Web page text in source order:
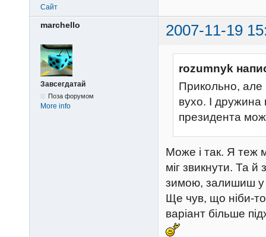
Сайт
marchello 2007-11-19
Завсегдатай
Поза форумом
More info
rozumnyk
Прикольно, але
вухо. І дружина
президента
Може і так. Я теж
міг звикнути. Та
зимою, залишиш у
Ще чув, що ніби-то
варіант більше